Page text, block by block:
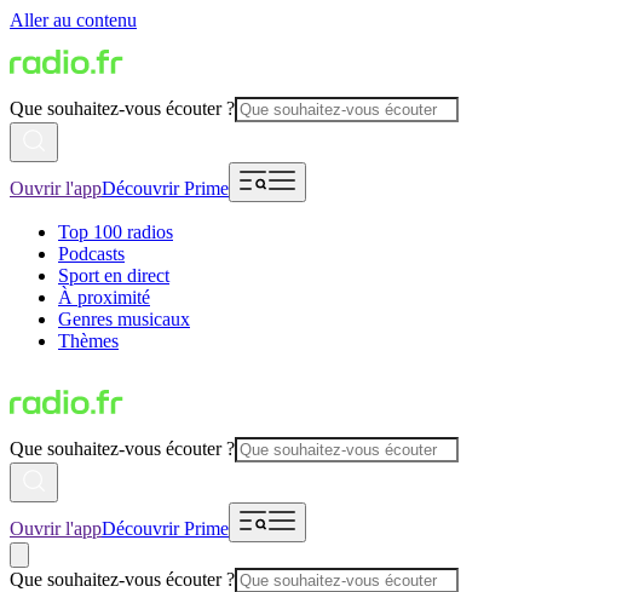
Aller au contenu
Que souhaitez-vous écouter ?
Ouvrir l'appDécouvrir Prime
Top 100 radios
Podcasts
Sport en direct
À proximité
Genres musicaux
Thèmes
Que souhaitez-vous écouter ?
Ouvrir l'appDécouvrir Prime
Que souhaitez-vous écouter ?